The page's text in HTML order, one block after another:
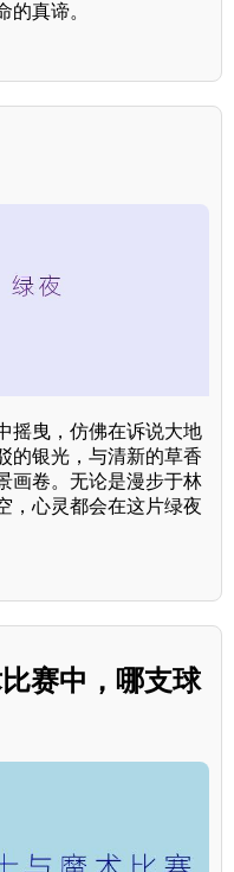
的真谛。
摇曳，仿佛在诉说大地
的银光，与清新的草香
画卷。无论是漫步于林
，心灵都会在这片绿夜
赛中，哪支球